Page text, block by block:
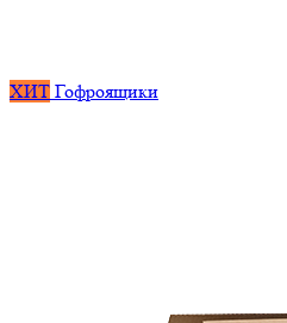
ХИТ Гофроящики